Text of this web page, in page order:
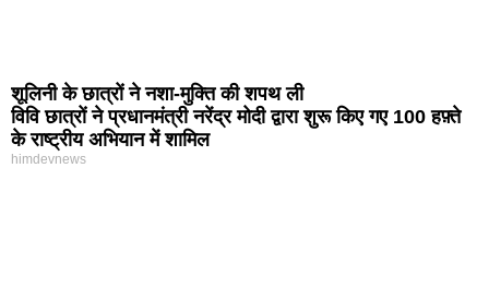
शूलिनी के छात्रों ने नशा-मुक्ति की शपथ ली
विवि छात्रों ने प्रधानमंत्री नरेंद्र मोदी द्वारा शुरू किए गए 100 हफ़्ते
के राष्ट्रीय अभियान में शामिल
himdevnews